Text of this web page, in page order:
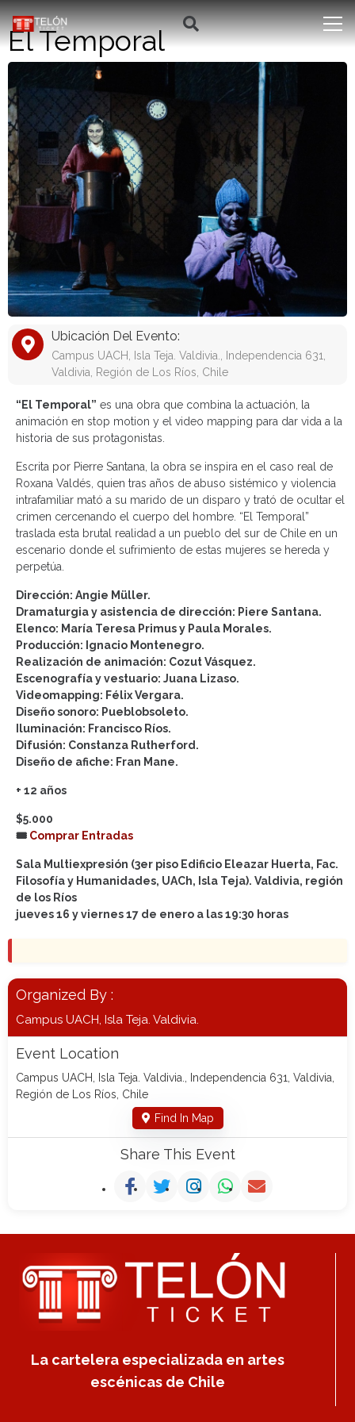
El Temporal
Ubicación Del Evento:
Campus UACH, Isla Teja. Valdivia., Independencia 631,
Valdivia, Región de Los Ríos, Chile
“El Temporal” es una obra que combina la actuación, la
animación en stop motion y el video mapping para dar vida a la
historia de sus protagonistas.
Escrita por Pierre Santana, la obra se inspira en el caso real de
Roxana Valdés, quien tras años de abuso sistémico y violencia
intrafamiliar mató a su marido de un disparo y trató de ocultar el
crimen cercenando el cuerpo del hombre. “El Temporal”
traslada esta brutal realidad a un pueblo del sur de Chile en un
escenario donde el sufrimiento de estas mujeres se hereda y
perpetúa.
Dirección: Angie Müller.
Dramaturgia y asistencia de dirección: Piere Santana.
Elenco: María Teresa Primus y Paula Morales.
Producción: Ignacio Montenegro.
Realización de animación: Cozut Vásquez.
Escenografía y vestuario: Juana Lizaso.
Videomapping: Félix Vergara.
Diseño sonoro: Pueblobsoleto.
Iluminación: Francisco Ríos.
Difusión: Constanza Rutherford.
Diseño de afiche: Fran Mane.
+ 12 años
$5.000
🎟️ Comprar Entradas
Sala Multiexpresión (3er piso Edificio Eleazar Huerta, Fac.
Filosofía y Humanidades, UACh, Isla Teja). Valdivia, región
de los Ríos
jueves 16 y viernes 17 de enero a las 19:30 horas
Organized By :
Campus UACH, Isla Teja. Valdivia.
Event Location
Campus UACH, Isla Teja. Valdivia., Independencia 631, Valdivia,
Región de Los Ríos, Chile
Find In Map
Share This Event
La cartelera especializada en artes
escénicas de Chile